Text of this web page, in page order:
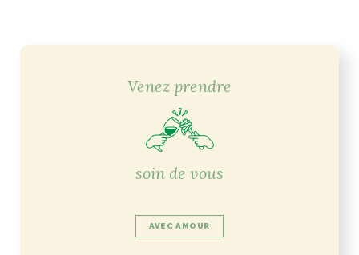
Venez prendre
soin de vous
AVEC AMOUR